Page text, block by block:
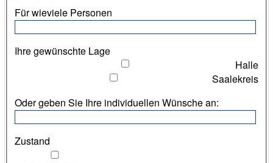
Für wieviele Personen
Ihre gewünschte Lage
Halle
Saalekreis
Oder geben Sie Ihre individuellen Wünsche an:
Zustand